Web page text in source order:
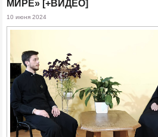
МИРЕ» [+ВИДЕО]
10 июня 2024